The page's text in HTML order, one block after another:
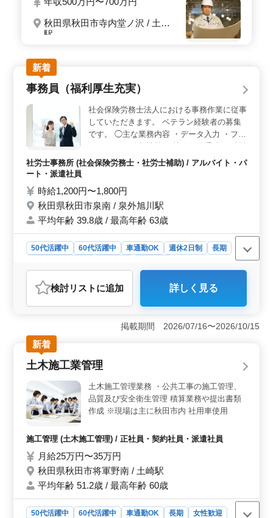
秋田県秋田市寺内堂ノ沢 / 土崎
駅
新着
事務員（福利厚生充実）
社会保険労務士法人における事務作業に従事
していただきます。 ベテラン経験者の募集
です。 ◯主な業務内容 ・データ入力 ・ファ
品等の購入（外出時は法人所有車両を使用）
中の方も歓迎します。急なお休みにも配慮し
ます。 年末年始・夏季に休日あり。 完全週
休2日制、休暇制度も充実し、ワークライフ
バランス重視の働き方が可能です！
社労士事務所 (社会保険労務士・社労士補助) / アルバイト・パ
ート・派遣社員
時給1,200円〜1,800円
秋田県秋田市泉南 / 泉外旭川駅
平均年齢 39.8歳 / 最高年齢 63歳
50代活躍中 60代活躍中 車通勤OK 週休2日制
長期
社労士事務所
おすすめポイント
＜柔軟な働き方＞ 週3～5日勤務でシフト調整が可能な
ため、家庭やプライベートと両立しやすい職場です。完
全週休2日制に加え、夏季や年末年始の休暇もあり、長期
的に働きやすい環境です。急なお休みにも配慮があり、
子育て中の方にも安心です。 ＜専門スキルを活かせ
る業務内容＞ データ入力や給与計算、社会保険手続き
など、事務作業を中心とした業務で、社労士事務所での
経験を活かせます。外部への書類提出や来客対応もあ
り、幅広い業務に携わることができるため、スキルをさ
らに伸ばせる環境です。 ＜安心の福利厚生＞ 雇用
保険・労災保険・健康保険・厚生年金が完備されてお
り、パートや派遣社員でも充実した福利厚生が受けられ
な安定を求める方に最適です。車通勤が可能で通勤手当
も支給されます。
検討リスト に追加 詳しく見る
掲載期間 2026/07/16〜2026/10/15
新着
土木施工業管理
土木施工管理業務 ・公共工事の施工管理、
品質及び安全衛生管理 積算業務や提出書類
作成 ※現場は主に秋田市内 社用車使用
施工管理 (土木施工管理) / 正社員・契約社員・派遣社員
月給25万円〜35万円
秋田県秋田市将軍野南 / 土崎駅
平均年齢 51.2歳 / 最高年齢 60歳
50代活躍中 60代活躍中 車通勤OK 長期
女性歓迎